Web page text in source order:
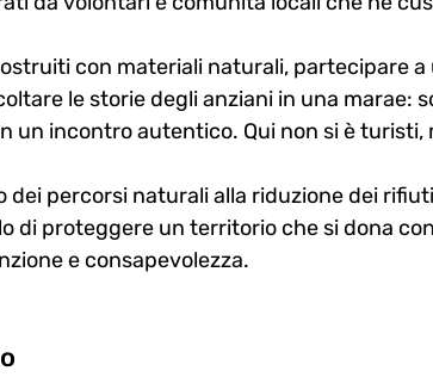
con materiali naturali, partecipare a
le storie degli anziani in una marae:
un incontro autentico. Qui non si è turisti,
dei percorsi naturali alla riduzione dei
di proteggere un territorio che si dona
e consapevolezza.